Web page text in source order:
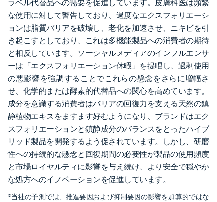
ラベル代替品への需要を促進しています。皮膚科医は頻繁
な使用に対して警告しており、過度なエクスフォリエーシ
ョンは脂質バリアを破壊し、老化を加速させ、ニキビを引
き起こすとしており、これは多機能製品への消費者の期待
と相反しています。ソーシャルメディアのインフルエンサ
ーは「エクスフォリエーション休暇」を提唱し、過剰使用
の悪影響を強調することでこれらの懸念をさらに増幅さ
せ、化学的または酵素的代替品への関心を高めています。
成分を意識する消費者はバリアの回復力を支える天然の鎮
静植物エキスをますます好むようになり、ブランドはエク
スフォリエーションと鎮静成分のバランスをとったハイブ
リッド製品を開発するよう促されています。しかし、研磨
性への持続的な懸念と回復期間の必要性が製品の使用頻度
と市場ロイヤルティに影響を与え続け、より安全で穏やか
な処方へのイノベーションを促進しています。
*当社の予測では、推進要因および抑制要因の影響を加算的ではな